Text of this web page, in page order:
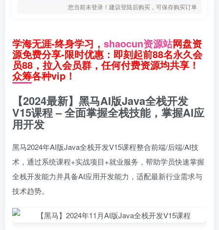
您当前未登录！建议登陆后购买，可保存购买订单
学海无涯-终身学习， shaocun资源站网盘资
源免费分享-限时优惠：即刻起前88名永久会
员88，拉入会员群，任何付费资源均共享！
众筹各种vip！
【2024最新】黑马AI版Java全栈开发
V15课程 – 全面掌握全栈技能，掌握AI应
用开发
黑马2024年AI版Java全栈开发V15课程整合前端/后端/AI技
术，通过系统课程+实战项目+就业服务，帮助学员快速掌握
全栈开发能力并具备AI应用开发能力，适配最新行业需求与
技术趋势。